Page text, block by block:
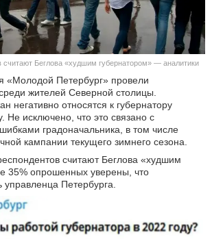
НАУКА
СПОРТ
АВТО И МОТО
ЭГОИЗМ
БЛОГ
считают Беглова «худшим губернатором» — аналитики
«Молодой Петербург» провели
жителей Северной столицы.
негативно относятся к губернатору
Не исключено, что это связано с
градоначальника, в том числе
кампании текущего зимнего сезона.
считают Беглова «худшим
35% опрошенных уверены, что
Петербурга.